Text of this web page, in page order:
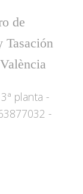
de
Tasación
planta -
-